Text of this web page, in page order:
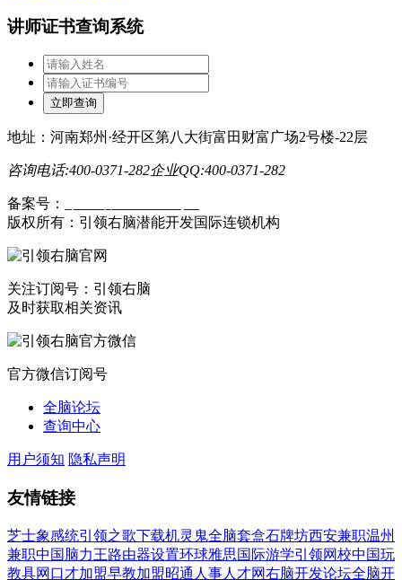
讲师证书查询系统
地址：河南郑州·经开区第八大街富田财富广场2号楼-22层
咨询电话:400-0371-282企业QQ:400-0371-282
备案号：
版权所有：引领右脑潜能开发国际连锁机构
关注订阅号：引领右脑
及时获取相关资讯
官方微信订阅号
全脑论坛
查询中心
用户须知 隐私声明
友情链接
芝士象感统引领之歌下载机灵鬼全脑套盒石牌坊西安兼职温州
兼职中国脑力王路由器设置环球雅思国际游学引领网校中国玩
教具网 口才加盟早教加盟昭通人事人才网右脑开发论坛全脑开